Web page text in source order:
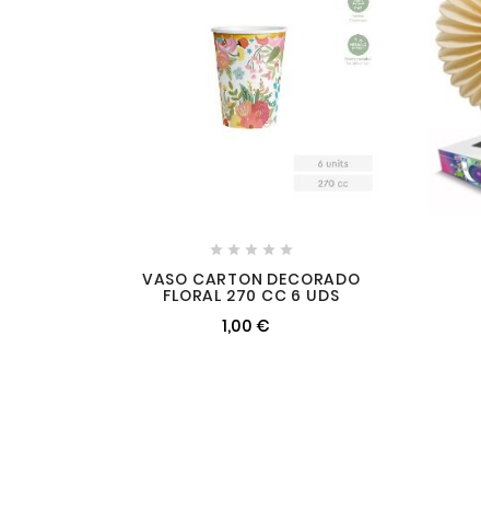
    
VASO CARTON DECORADO
FLORAL 270 CC 6 UDS
1,00 €